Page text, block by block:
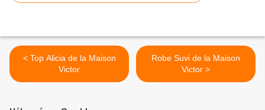
< Top Alicia de la Maison
Victor
Robe Suvi de la Maison
Victor >